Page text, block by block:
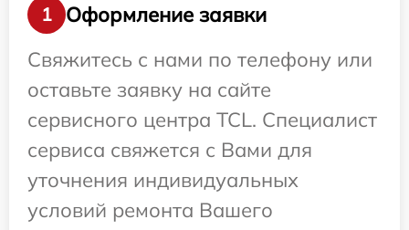
1
Оформление заявки
Свяжитесь с нами по телефону или
оставьте заявку на сайте
сервисного центра TCL. Специалист
сервиса свяжется с Вами для
уточнения индивидуальных
условий ремонта Вашего